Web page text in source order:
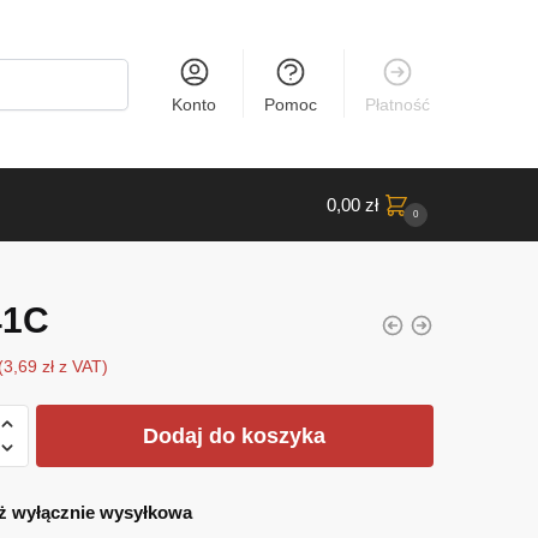
Konto Pomoc Płatność
0,00 zł 0
3,69 złz VAT)
Dodaj do koszyka
wyłącznie wysyłkowa